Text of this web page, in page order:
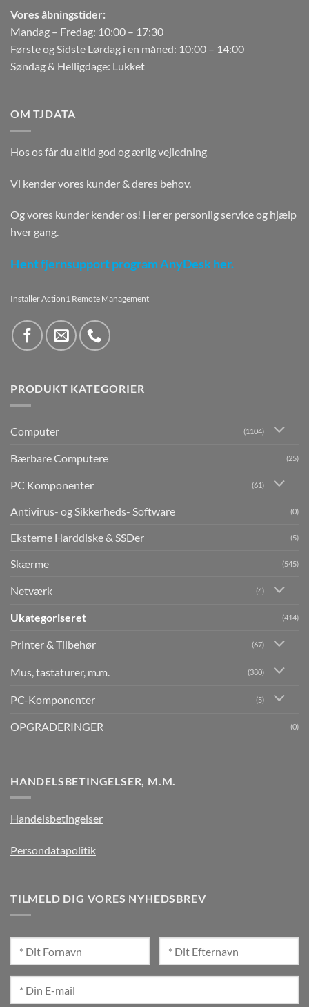
Vores åbningstider:
Mandag – Fredag: 10:00 – 17:30
Første og Sidste Lørdag i en måned: 10:00 – 14:00
Søndag & Helligdage: Lukket
OM TJDATA
Hos os får du altid god og ærlig vejledning
Vi kender vores kunder & deres behov.
Og vores kunder kender os! Her er personlig service og hjælp
hver gang.
Hent fjernsupport program AnyDesk her.
Installer Action1 Remote Management
PRODUKT KATEGORIER
Computer (1104)
Bærbare Computere (25)
PC Komponenter (61)
Antivirus- og Sikkerheds- Software (0)
Eksterne Harddiske & SSDer (5)
Skærme (545)
Netværk (4)
Ukategoriseret (414)
Printer & Tilbehør (67)
Mus, tastaturer, m.m. (380)
PC-Komponenter (5)
OPGRADERINGER (0)
HANDELSBETINGELSER, M.M.
Handelsbetingelser
Persondatapolitik
TILMELD DIG VORES NYHEDSBREV